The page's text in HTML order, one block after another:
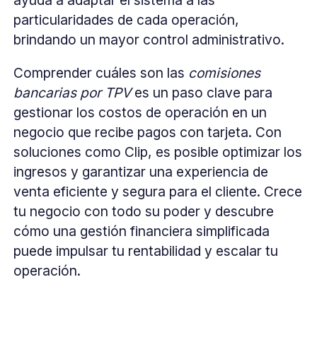
particularidades de cada operación,
brindando un mayor control administrativo.
Comprender cuáles son las comisiones
bancarias por TPVes un paso clave para
gestionar los costos de operación en un
negocio que recibe pagos con tarjeta. Con
soluciones como Clip, es posible optimizar los
ingresos y garantizar una experiencia de
venta eficiente y segura para el cliente. Crece
tu negocio con todo su poder y descubre
cómo una gestión financiera simplificada
puede impulsar tu rentabilidad y escalar tu
operación.